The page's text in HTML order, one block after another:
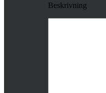
Beskrivning